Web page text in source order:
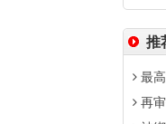
推
最
再